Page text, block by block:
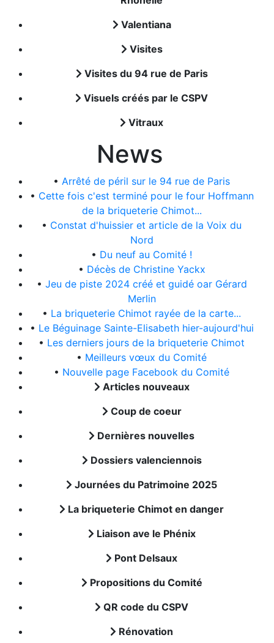
Valentiana
Visites
Visites du 94 rue de Paris
Visuels créés par le CSPV
Vitraux
News
•Arrêté de péril sur le 94 rue de Paris
• Cette fois c'est terminé pour le four Hoffmann
de la briqueterie Chimot...
• Constat d'huissier et article de la Voix du
Nord
• Du neuf au Comité !
• Décès de Christine Yackx
• Jeu de piste 2024 créé et guidé oar Gérard
Merlin
• La briqueterie Chimot rayée de la carte...
• Le Béguinage Sainte-Elisabeth hier-aujourd'hui
• Les derniers jours de la briqueterie Chimot
• Meilleurs vœux du Comité
• Nouvelle page Facebook du Comité
Articles nouveaux
Coup de coeur
Dernières nouvelles
Dossiers valenciennois
Journées du Patrimoine 2025
La briqueterie Chimot en danger
Liaison ave le Phénix
Pont Delsaux
Propositions du Comité
QR code du CSPV
Rénovation